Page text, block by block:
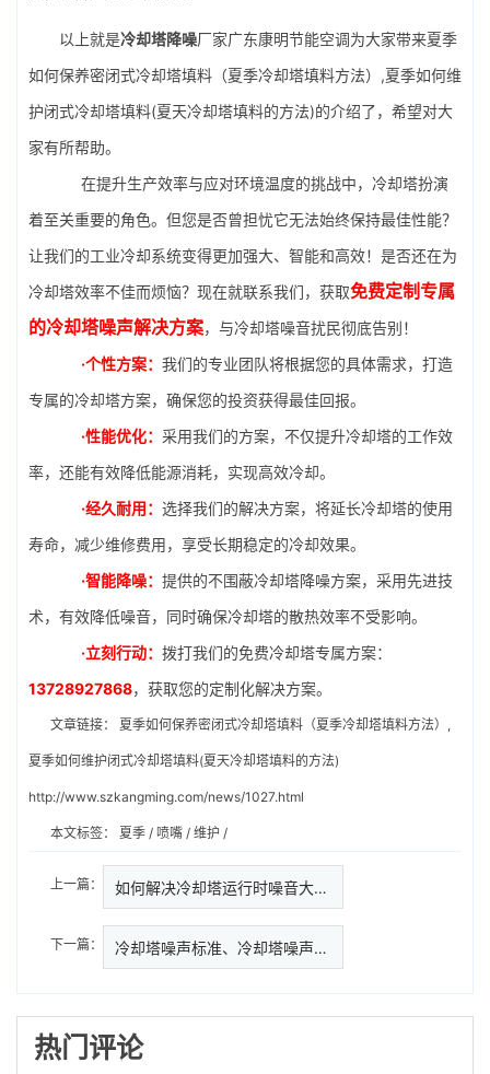
以上就是冷却塔降噪厂家广东康明节能空调为大家带来夏季
如何保养密闭式冷却塔填料（夏季冷却塔填料方法）,夏季如何维
护闭式冷却塔填料(夏天冷却塔填料的方法)的介绍了，希望对大
家有所帮助。
在提升生产效率与应对环境温度的挑战中，冷却塔扮演
着至关重要的角色。但您是否曾担忧它无法始终保持最佳性能？
让我们的工业冷却系统变得更加强大、智能和高效！是否还在为
冷却塔效率不佳而烦恼？现在就联系我们，获取免费定制专属
的冷却塔噪声解决方案，与冷却塔噪音扰民彻底告别！
·个性方案： 我们的专业团队将根据您的具体需求，打造
专属的冷却塔方案，确保您的投资获得最佳回报。
·性能优化： 采用我们的方案，不仅提升冷却塔的工作效
率，还能有效降低能源消耗，实现高效冷却。
·经久耐用： 选择我们的解决方案，将延长冷却塔的使用
寿命，减少维修费用，享受长期稳定的冷却效果。
·智能降噪： 提供的不围蔽冷却塔降噪方案，采用先进技
术，有效降低噪音，同时确保冷却塔的散热效率不受影响。
·立刻行动： 拨打我们的免费冷却塔专属方案：
13728927868，获取您的定制化解决方案。
文章链接： 夏季如何保养密闭式冷却塔填料（夏季冷却塔填料方法）,
夏季如何维护闭式冷却塔填料(夏天冷却塔填料的方法)
http://www.szkangming.com/news/1027.html
本文标签： 夏季 / 喷嘴 / 维护 /
上一篇： 如何解决冷却塔运行时噪音大的问…
下一篇： 冷却塔噪声标准、冷却塔噪声控制
热门评论